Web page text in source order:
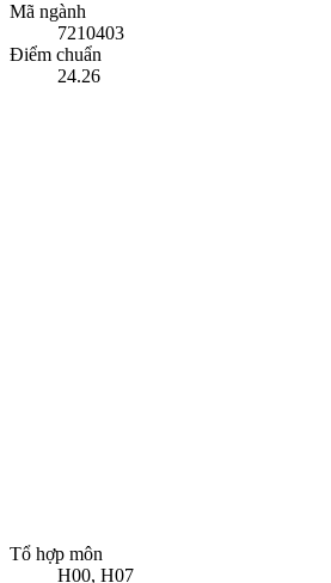
Mã ngành
7210403
Điểm chuẩn
24.26
Tổ hợp môn
H00, H07